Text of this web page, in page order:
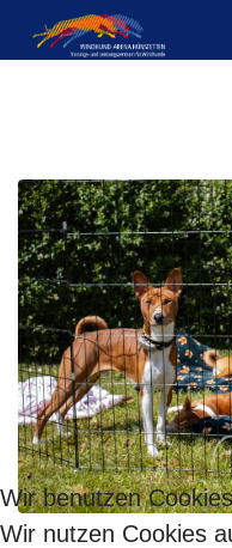
Wir benutzen Cookies
Wir nutzen Cookies